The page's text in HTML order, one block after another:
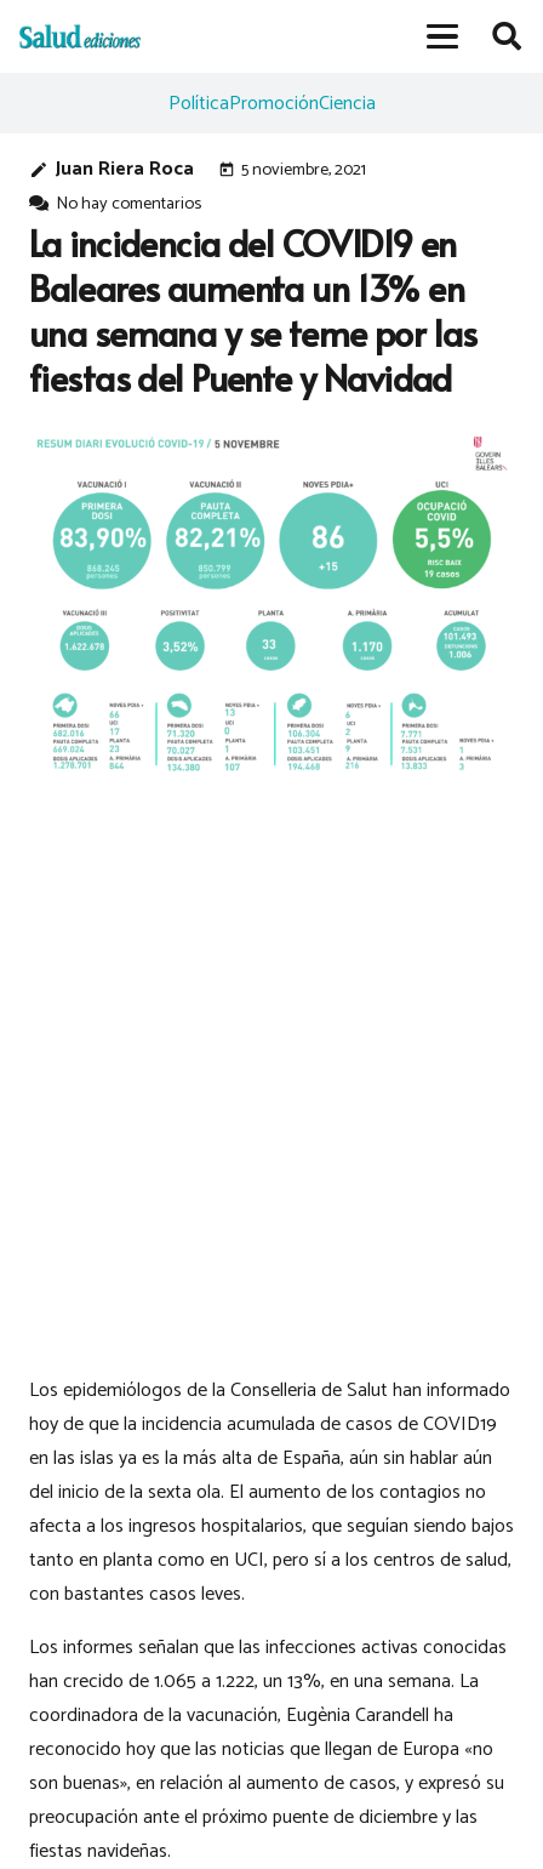
PolíticaPromociónCiencia
edit Juan Riera Roca today 5 noviembre, 2021
No hay comentarios
La incidencia del COVID19 en
Baleares aumenta un 13% en
una semana y se teme por las
fiestas del Puente y Navidad
Los epidemiólogos de la Conselleria de Salut han informado
hoy de que la incidencia acumulada de casos de COVID19
en las islas ya es la más alta de España, aún sin hablar aún
del inicio de la sexta ola. El aumento de los contagios no
afecta a los ingresos hospitalarios, que seguían siendo bajos
tanto en planta como en UCI, pero sí a los centros de salud,
con bastantes casos leves.
Los informes señalan que las infecciones activas conocidas
han crecido de 1.065 a 1.222, un 13%, en una semana. La
coordinadora de la vacunación, Eugènia Carandell ha
reconocido hoy que las noticias que llegan de Europa «no
son buenas», en relación al aumento de casos, y expresó su
preocupación ante el próximo puente de diciembre y las
fiestas navideñas.